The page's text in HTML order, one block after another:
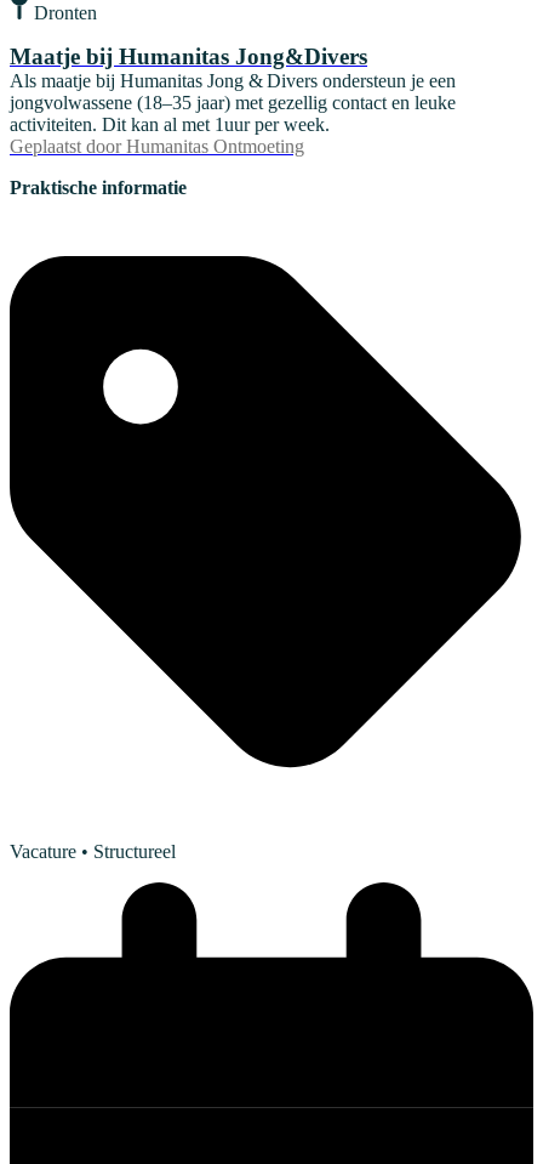
Dronten
Maatje bij Humanitas Jong&Divers
Als maatje bij Humanitas Jong & Divers ondersteun je een
jongvolwassene (18–35 jaar) met gezellig contact en leuke
activiteiten. Dit kan al met 1uur per week.
Geplaatst door Humanitas Ontmoeting
Praktische informatie
Vacature • Structureel